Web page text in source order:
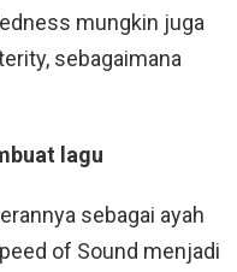
mungkin juga
sebagaimana
lagu
sebagai ayah
of Sound menjadi